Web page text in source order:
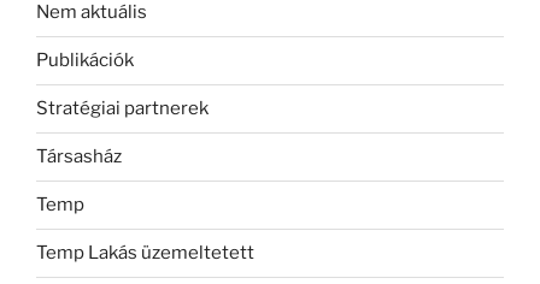
Nem aktuális
Publikációk
Stratégiai partnerek
Társasház
Temp
Temp Lakás üzemeltetett